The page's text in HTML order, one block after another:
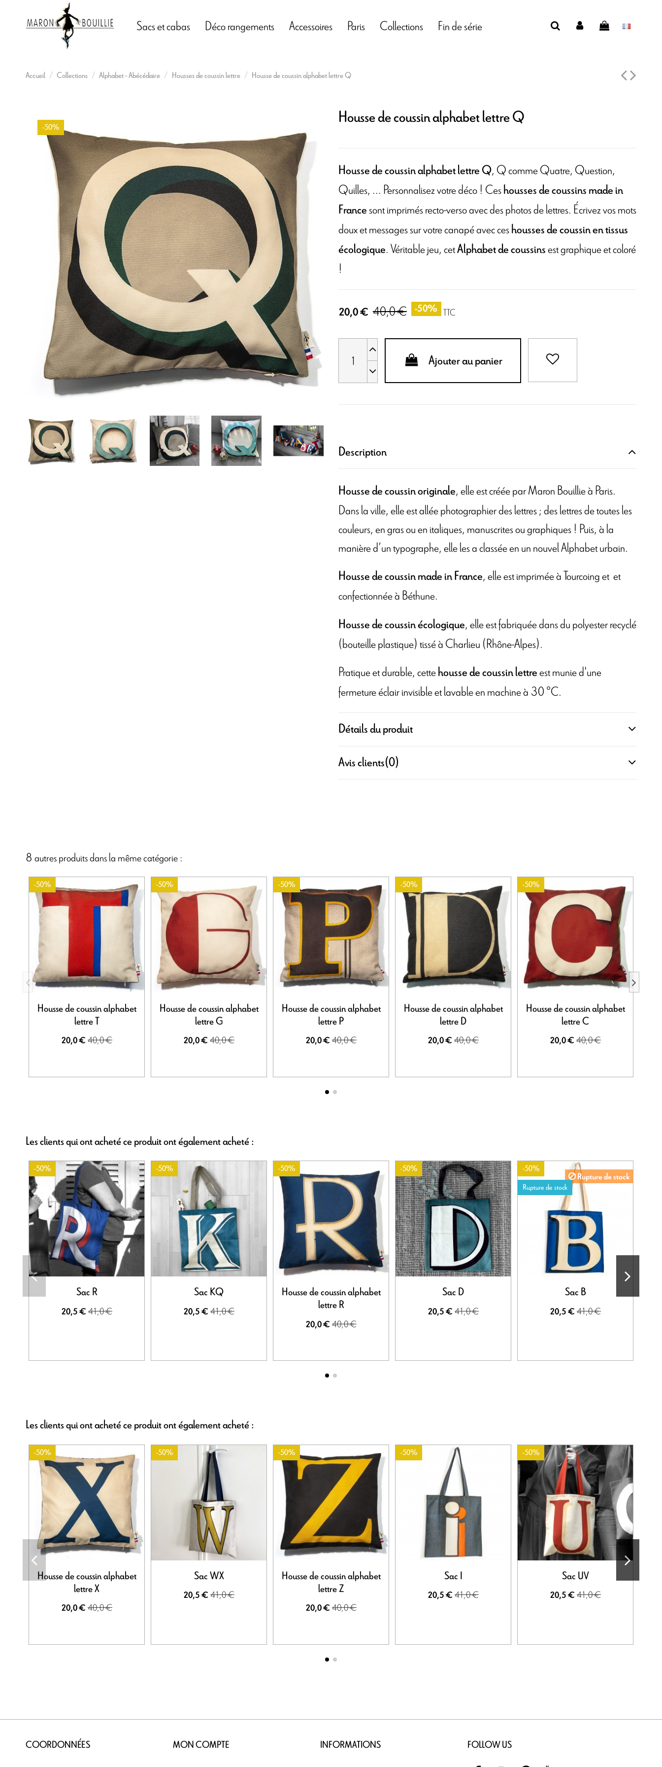
Sacs et cabas Déco rangements Accessoires Paris Collections Fin de série
Accueil Collections Alphabet - Abécédaire Housses de coussin lettre Housse de coussin alphabet lettre Q
-50% Housse de coussin alphabet lettre Q
Housse de coussin alphabet lettre Q, Q commeQuatre,Question,
Quilles, ... Personnalisez votre déco ! Ceshousses de coussins made in
Francesont imprimés recto-verso avec des photos de lettres. Écrivez vos mots
doux et messages sur votre canapé avec ceshousses de coussin en tissus
écologique. Véritable jeu, cetAlphabet de coussinsest graphique et coloré
!
20,0 € 40,0 € -50% TTC
Ajouter au panier
Description
Housse de coussin originale, elle est créée par Maron Bouillie à Paris.
Dans la ville, elle est allée photographier des lettres ; des lettres de toutes les
couleurs, en gras ou en italiques, manuscrites ou graphiques ! Puis, à la
manière d’un typographe, elle les a classée en un nouvel Alphabet urbain.
Housse de coussin made in France, elle est imprimée à Tourcoing et et
confectionnée à Béthune.
Housse de coussin écologique, elle est fabriquée dans du polyester recyclé
(bouteille plastique) tissé à Charlieu (Rhône-Alpes).
Pratique et durable, cettehousse de coussin lettreest munie d'une
fermeture éclair invisible et lavable en machine à 30 °C.
Détails du produit
Avis clients(0)
8 autres produits dans la même catégorie :
-50%
Housse de coussin alphabet
lettre T
20,0 € 40,0 €
-50%
Housse de coussin alphabet
lettre G
20,0 € 40,0 €
-50%
Housse de coussin alphabet
lettre P
20,0 € 40,0 €
-50%
Housse de coussin alphabet
lettre D
20,0 € 40,0 €
-50%
Housse de coussin alphabet
lettre C
20,0 € 40,0 €
Les clients qui ont acheté ce produit ont également acheté :
-50%
Sac R
20,5 € 41,0 €
-50%
Sac KQ
20,5 € 41,0 €
-50%
Housse de coussin alphabet
lettre R
20,0 € 40,0 €
-50%
Sac D
20,5 € 41,0 €
-50%
Rupture de stock
Rupture de stock
Sac B
20,5 € 41,0 €
Les clients qui ont acheté ce produit ont également acheté :
-50%
Housse de coussin alphabet
lettre X
20,0 € 40,0 €
-50%
Sac WX
20,5 € 41,0 €
-50%
Housse de coussin alphabet
lettre Z
20,0 € 40,0 €
-50%
Sac I
20,5 € 41,0 €
-50%
Sac UV
20,5 € 41,0 €
COORDONNÉES MON COMPTE INFORMATIONS FOLLOW US